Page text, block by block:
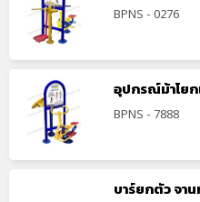
BPNS - 0276
อุปกรณ์ม้าโย
BPNS - 7888
บาร์ยกตัว จา